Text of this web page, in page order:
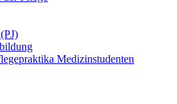
Medizinstudenten